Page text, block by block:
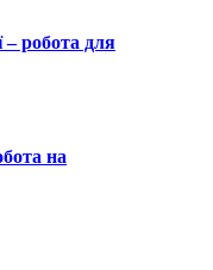
– робота для
на